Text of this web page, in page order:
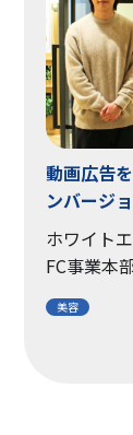
動画広告
ンバージ
ホワイト
FC事業本
美容